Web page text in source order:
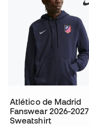
Atlético de Madrid
Fanswear 2026-2027
Sweatshirt